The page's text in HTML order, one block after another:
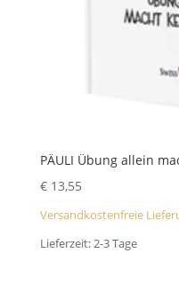
PÄULI Übung allein
€13,55
Versandkostenfreie
Lieferzeit:2-3 Tage